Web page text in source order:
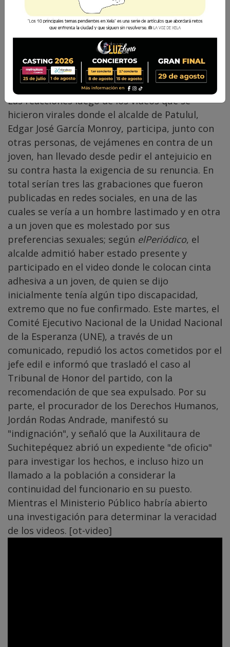
Las reacciones luego de los videos que se
hicieron virales donde el alcalde de Patulul,
Edgar José García Monroy, participa, junto con
otras personas, de vejámenes en contra de un
joven, han llevado desde pedir el antejuicio en
su contra hasta la exigencia de su renuncia. En
total serían tres las grabaciones que fueron
publicadas en redes sociales, en una de las
cuales se vería a un hombre lastimado y en otra
a un joven que es molestado por sus
preferencias sexuales; según elPeriódico, el
alcalde admitió haber estado presente y
participado en el video donde le colocan cinta
adhesiva a un joven, de quien se dijo
inicialmente tenía algún tipo discapacidad,
extremo que no fue confirmado. Este martes, el
Comité Ejecutivo Nacional de la Unidad Nacional
de la Esperanza (UNE), a través de un
comunicado, repudió los actos cometidos por el
jefe edil e informó que trasladó el caso al
Tribunal de Honor del partido, con la
recomendación de que sea expulsado. Por su
parte, el procurador de los Derechos Humanos,
Jordán Rodas Andrade, manifestó su
"indignación", y señaló que la Auxilitaura de
Suchitepéquez abrió un expediente "de oficio"
para investigar los hechos, e incluso hizo un
llamado a la población a considerar la
continuidad del funcionario en su puesto.
Mientras el Ministerio Público habría abierto
una investigación para determinar la veracidad
de los videos. [ot-video]